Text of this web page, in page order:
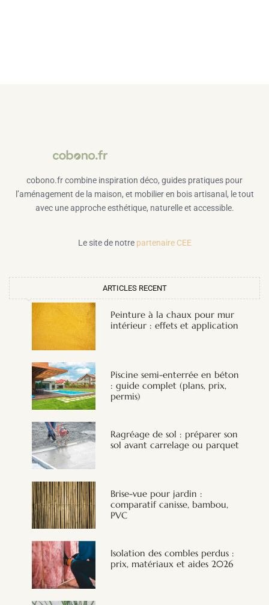
cobono.fr combine inspiration déco, guides pratiques pour
l’aménagement de la maison, et mobilier en bois artisanal, le tout
avec une approche esthétique, naturelle et accessible.
Le site de notre partenaire CEE
ARTICLES RECENT
Peinture à la chaux pour mur
intérieur : effets et application
Piscine semi-enterrée en béton
: guide complet (plans, prix,
permis)
Ragréage de sol : préparer son
sol avant carrelage ou parquet
Brise-vue pour jardin :
comparatif canisse, bambou,
PVC
Isolation des combles perdus :
prix, matériaux et aides 2026